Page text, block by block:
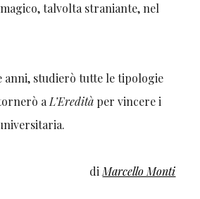
talvolta straniante, nel
anni, studierò tutte le tipologie
aL’Ereditàper vincere i
diMarcello Monti